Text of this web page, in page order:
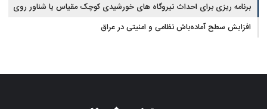
برنامه ریزی برای احداث نیروگاه های خورشیدی کوچک مقیاس یا شناور روی
آب در مازندران
افزایش سطح آماده‌باش نظامی و امنیتی در عراق